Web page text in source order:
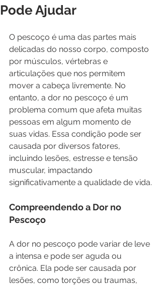
Pode Ajudar
O pescoço é uma das partes mais
delicadas do nosso corpo, composto
por músculos, vértebras e
articulações que nos permitem
mover a cabeça livremente. No
entanto, a dor no pescoço é um
problema comum que afeta muitas
pessoas em algum momento de
suas vidas. Essa condição pode ser
causada por diversos fatores,
incluindo lesões, estresse e tensão
muscular, impactando
significativamente a qualidade de vida.
Compreendendo a Dor no
Pescoço
A dor no pescoço pode variar de leve
a intensa e pode ser aguda ou
crônica. Ela pode ser causada por
lesões, como torções ou traumas,